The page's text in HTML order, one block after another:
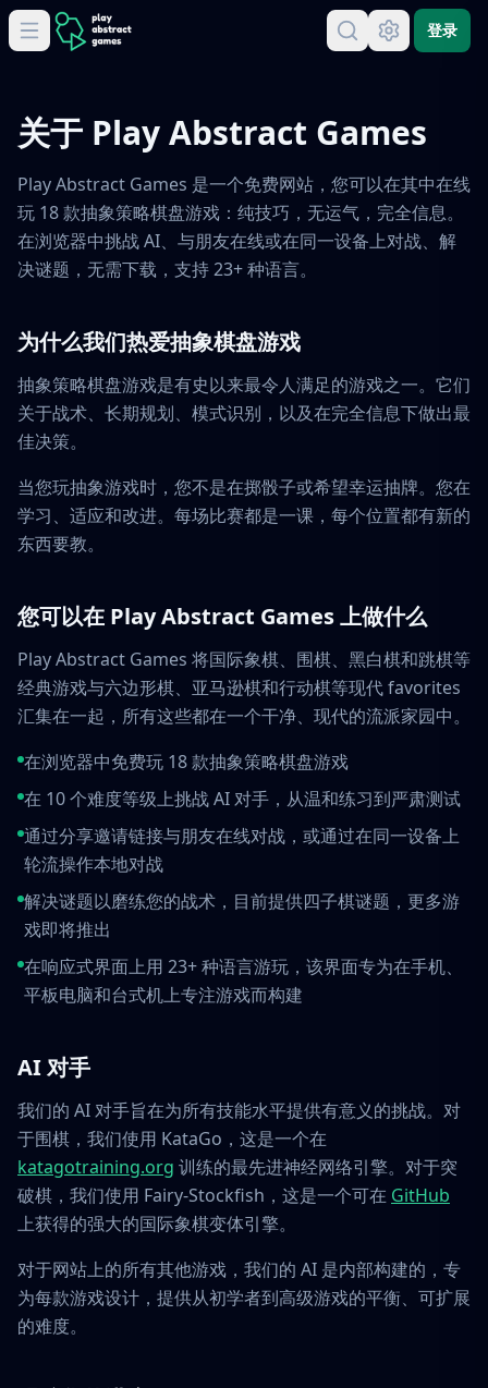
登录
关于 Play Abstract Games
Play Abstract Games 是一个免费网站，您可以在其中在线
玩 18 款抽象策略棋盘游戏：纯技巧，无运气，完全信息。
在浏览器中挑战 AI、与朋友在线或在同一设备上对战、解
决谜题，无需下载，支持 23+ 种语言。
为什么我们热爱抽象棋盘游戏
抽象策略棋盘游戏是有史以来最令人满足的游戏之一。它们
关于战术、长期规划、模式识别，以及在完全信息下做出最
佳决策。
当您玩抽象游戏时，您不是在掷骰子或希望幸运抽牌。您在
学习、适应和改进。每场比赛都是一课，每个位置都有新的
东西要教。
您可以在 Play Abstract Games 上做什么
Play Abstract Games 将国际象棋、围棋、黑白棋和跳棋等
经典游戏与六边形棋、亚马逊棋和行动棋等现代 favorites
汇集在一起，所有这些都在一个干净、现代的流派家园中。
在浏览器中免费玩 18 款抽象策略棋盘游戏
在 10 个难度等级上挑战 AI 对手，从温和练习到严肃测试
通过分享邀请链接与朋友在线对战，或通过在同一设备上
轮流操作本地对战
解决谜题以磨练您的战术，目前提供四子棋谜题，更多游
戏即将推出
在响应式界面上用 23+ 种语言游玩，该界面专为在手机、
平板电脑和台式机上专注游戏而构建
AI 对手
我们的 AI 对手旨在为所有技能水平提供有意义的挑战。对
于围棋，我们使用 KataGo，这是一个在
katagotraining.org 训练的最先进神经网络引擎。对于突
破棋，我们使用 Fairy-Stockfish，这是一个可在 GitHub
上获得的强大的国际象棋变体引擎。
对于网站上的所有其他游戏，我们的 AI 是内部构建的，专
为每款游戏设计，提供从初学者到高级游戏的平衡、可扩展
的难度。